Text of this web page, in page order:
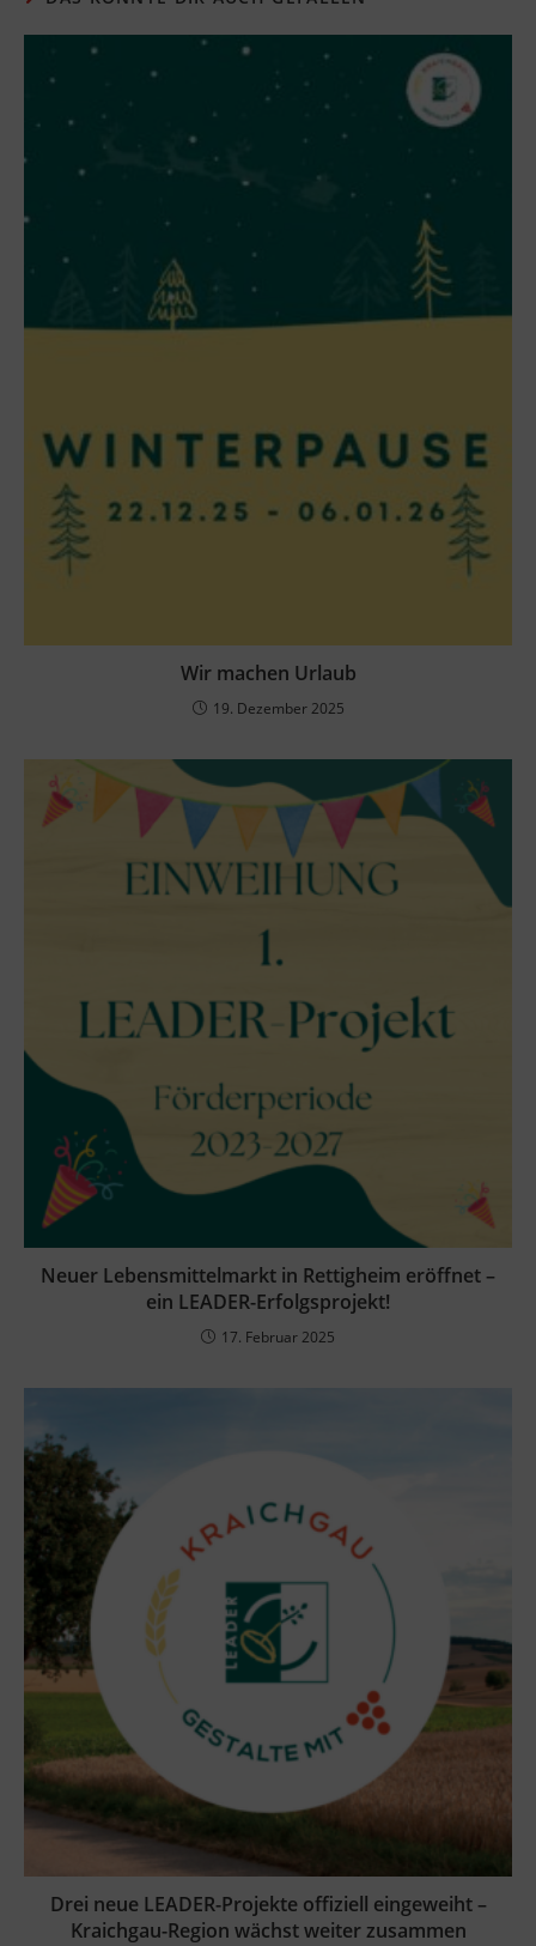
Wir machen Urlaub
19. Dezember 2025
Neuer Lebensmittelmarkt in Rettigheim eröffnet –
ein LEADER-Erfolgsprojekt!
17. Februar 2025
Drei neue LEADER-Projekte offiziell eingeweiht –
Kraichgau-Region wächst weiter zusammen